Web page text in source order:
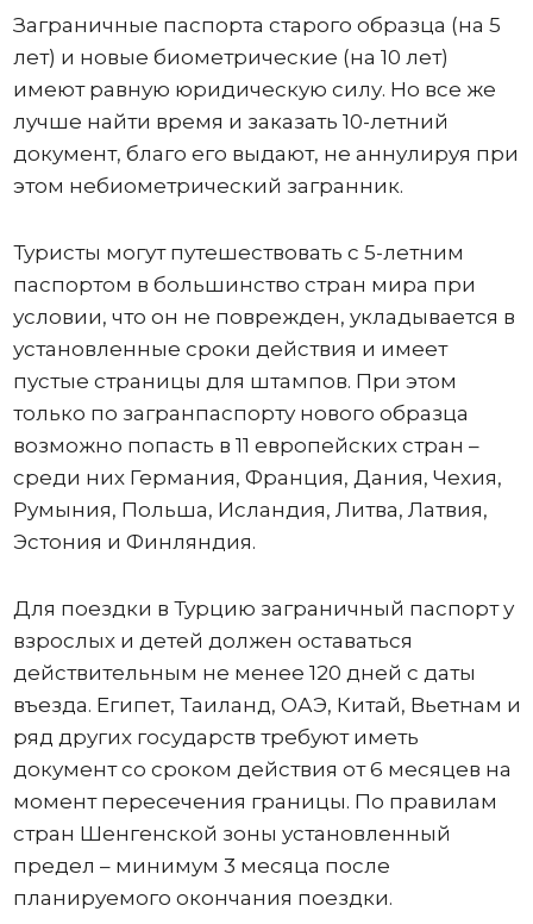
Заграничные паспорта старого образца (на 5
лет) и новые биометрические (на 10 лет)
имеют равную юридическую силу. Но все же
лучше найти время и заказать 10-летний
документ, благо его выдают, не аннулируя при
этом небиометрический загранник.
Туристы могут путешествовать с 5-летним
паспортом в большинство стран мира при
условии, что он не поврежден, укладывается в
установленные сроки действия и имеет
пустые страницы для штампов. При этом
только по загранпаспорту нового образца
возможно попасть в 11 европейских стран –
среди них Германия, Франция, Дания, Чехия,
Румыния, Польша, Исландия, Литва, Латвия,
Эстония и Финляндия.
Для поездки в Турцию заграничный паспорт у
взрослых и детей должен оставаться
действительным не менее 120 дней с даты
въезда. Египет, Таиланд, ОАЭ, Китай, Вьетнам и
ряд других государств требуют иметь
документ со сроком действия от 6 месяцев на
момент пересечения границы. По правилам
стран Шенгенской зоны установленный
предел – минимум 3 месяца после
планируемого окончания поездки.